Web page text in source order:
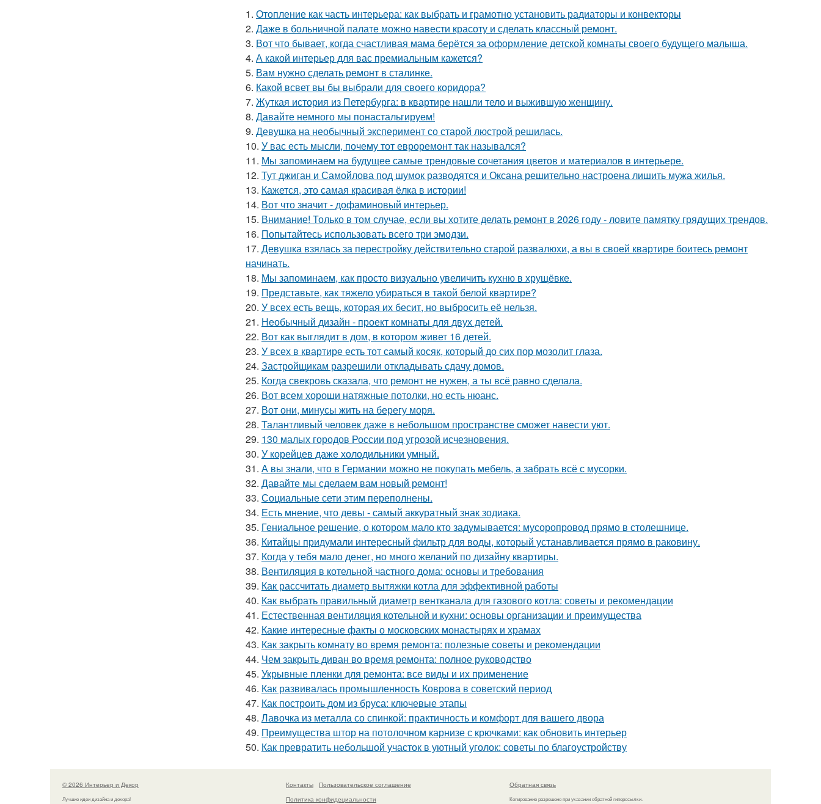
1. Отопление как часть интерьера: как выбрать и грамотно установить радиаторы и конвекторы
2. Даже в больничной палате можно навести красоту и сделать классный ремонт.
3. Вот что бывает, когда счастливая мама берётся за оформление детской комнаты своего будущего малыша.
4. А какой интерьер для вас премиальным кажется?
5. Вам нужно сделать ремонт в сталинке.
6. Какой всвет вы бы выбрали для своего коридора?
7. Жуткая история из Петербурга: в квартире нашли тело и выжившую женщину.
8. Давайте немного мы понастальгируем!
9. Девушка на необычный эксперимент со старой люстрой решилась.
10. У вас есть мысли, почему тот евроремонт так назывался?
11. Мы запоминаем на будущее самые трендовые сочетания цветов и материалов в интерьере.
12. Тут джиган и Самойлова под шумок разводятся и Оксана решительно настроена лишить мужа жилья.
13. Кажется, это самая красивая ёлка в истории!
14. Вот что значит - дофаминовый интерьер.
15. Внимание! Только в том случае, если вы хотите делать ремонт в 2026 году - ловите памятку грядущих трендов.
16. Попытайтесь использовать всего три эмодзи.
17. Девушка взялась за перестройку действительно старой развалюхи, а вы в своей квартире боитесь ремонт
начинать.
18. Мы запоминаем, как просто визуально увеличить кухню в хрущёвке.
19. Представьте, как тяжело убираться в такой белой квартире?
20. У всех есть вещь, которая их бесит, но выбросить её нельзя.
21. Необычный дизайн - проект комнаты для двух детей.
22. Вот как выглядит в дом, в котором живет 16 детей.
23. У всех в квартире есть тот самый косяк, который до сих пор мозолит глаза.
24. Застройщикам разрешили откладывать сдачу домов.
25. Когда свекровь сказала, что ремонт не нужен, а ты всё равно сделала.
26. Вот всем хороши натяжные потолки, но есть нюанс.
27. Вот они, минусы жить на берегу моря.
28. Талантливый человек даже в небольшом пространстве сможет навести уют.
29. 130 малых городов России под угрозой исчезновения.
30. У корейцев даже холодильники умный.
31. А вы знали, что в Германии можно не покупать мебель, а забрать всё с мусорки.
32. Давайте мы сделаем вам новый ремонт!
33. Социальные сети этим переполнены.
34. Есть мнение, что девы - самый аккуратный знак зодиака.
35. Гениальное решение, о котором мало кто задумывается: мусоропровод прямо в столешнице.
36. Китайцы придумали интересный фильтр для воды, который устанавливается прямо в раковину.
37. Когда у тебя мало денег, но много желаний по дизайну квартиры.
38. Вентиляция в котельной частного дома: основы и требования
39. Как рассчитать диаметр вытяжки котла для эффективной работы
40. Как выбрать правильный диаметр вентканала для газового котла: советы и рекомендации
41. Естественная вентиляция котельной и кухни: основы организации и преимущества
42. Какие интересные факты о московских монастырях и храмах
43. Как закрыть комнату во время ремонта: полезные советы и рекомендации
44. Чем закрыть диван во время ремонта: полное руководство
45. Укрывные пленки для ремонта: все виды и их применение
46. Как развивалась промышленность Коврова в советский период
47. Как построить дом из бруса: ключевые этапы
48. Лавочка из металла со спинкой: практичность и комфорт для вашего двора
49. Преимущества штор на потолочном карнизе с крючками: как обновить интерьер
50. Как превратить небольшой участок в уютный уголок: советы по благоустройству
© 2026 Интерьер и Декор
Лучшие идеи дизайна и декора!
Контакты
Пользовательское соглашение
Политика конфидециальности
Обратная связь
Копирование разрешено при указании обратной гиперссылки.